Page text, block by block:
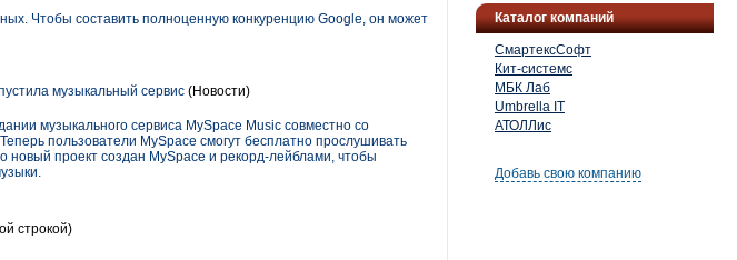
Каталог компаний
СмартексСофт
Кит-системс
МБК Лаб
Umbrella IT
АТОЛЛис
Добавь свою компанию
Чтобы составить полноценную конкуренцию Google, он может
музыкальный сервис (Новости)
музыкального сервиса MySpace Music совместно со
пользователи MySpace смогут бесплатно прослушивать
новый проект создан MySpace и рекорд-лейблами, чтобы
строкой)